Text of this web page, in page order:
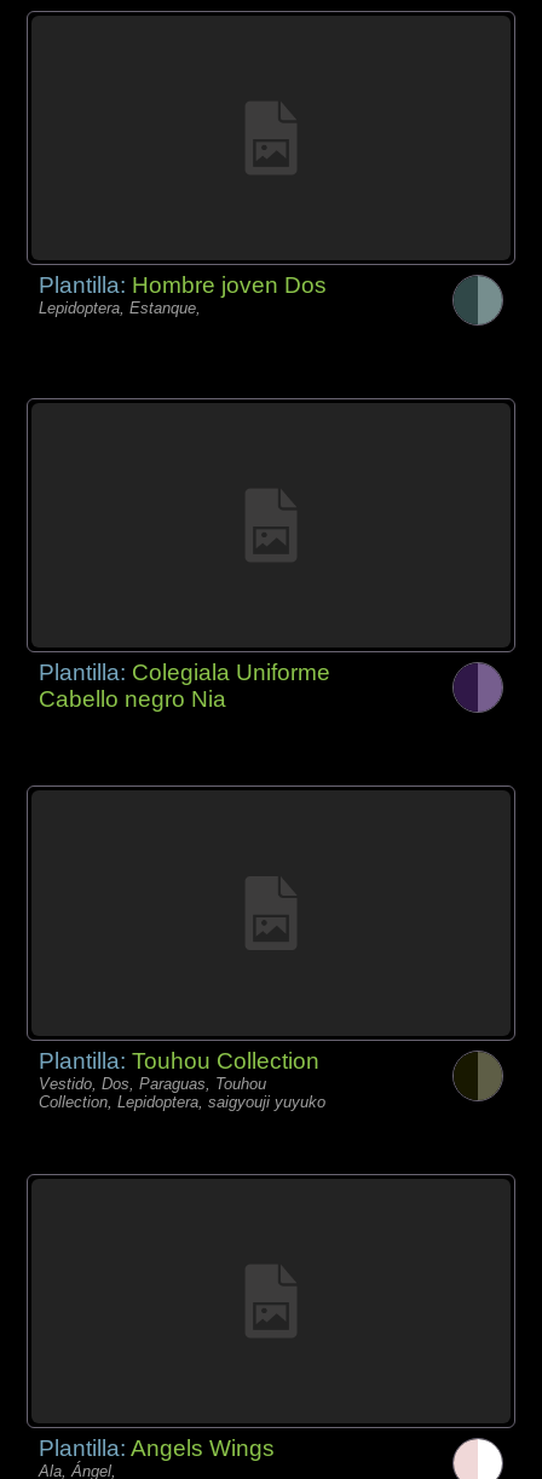
Plantilla: Hombre joven Dos
Lepidoptera, Estanque,
Plantilla: Colegiala Uniforme
Cabello negro Nia
Plantilla:Touhou Collection
Vestido, Dos, Paraguas, Touhou
Collection, Lepidoptera, saigyouji yuyuko
Plantilla:Angels Wings
Ala, Ángel,